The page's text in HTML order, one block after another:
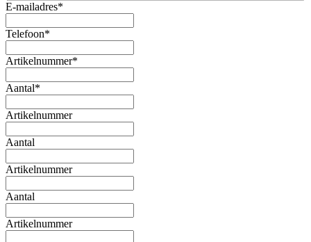
E-mailadres*
Telefoon*
Artikelnummer*
Aantal*
Artikelnummer
Aantal
Artikelnummer
Aantal
Artikelnummer